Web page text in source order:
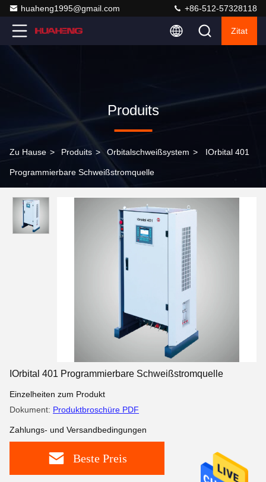
huaheng1995@gmail.com +86-512-57328118
Zitat
Produits
Zu Hause > Produits > Orbitalschweißsystem > IOrbital 401
Programmierbare Schweißstromquelle
IOrbital 401 Programmierbare Schweißstromquelle
Einzelheiten zum Produkt
Dokument: Produktbroschüre PDF
Zahlungs- und Versandbedingungen
Beste Preis